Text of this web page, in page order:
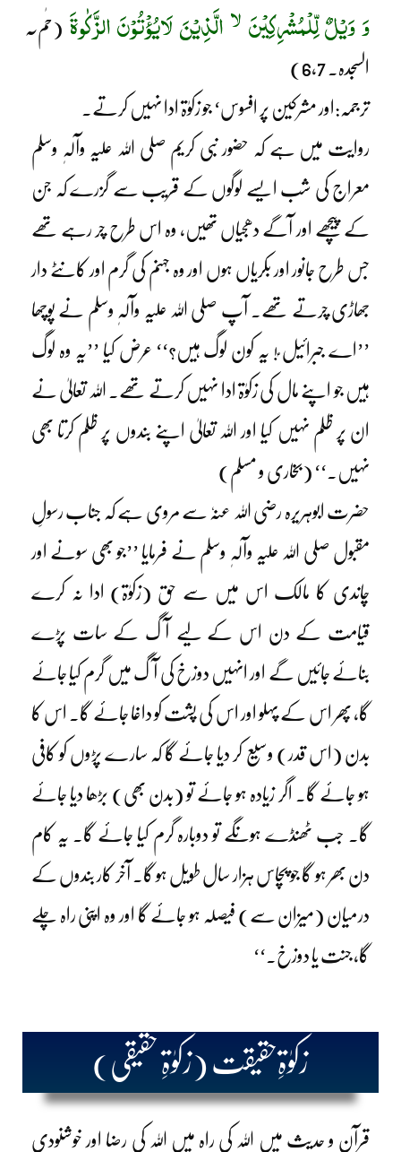
وَ وَیْلٌ لِّلْمُشْرِکِیْنَلاالَّذِیْنَ لَایُؤْتُوْنَ الزَّکٰوۃَ (حٰم ٓ
السجدہ۔ 6,7)
ترجمہ:اور مشرکین پر افسوس‘ جو زکوٰۃ ادا نہیں کرتے۔
روایت میں ہے کہ حضور نبی کریم صلی اللہ علیہ وآلہٖ وسلم
معراج کی شب ایسے لوگوں کے قریب سے گزرے کہ جن
کے پیچھے اور آگے دھجیاں تھیں، وہ اس طرح چر رہے تھے
جس طرح جانور اور بکریاں ہوں اور وہ جہنم کی گرم اور کانٹے دار
جھاڑی چرتے تھے۔ آپ صلی اللہ علیہ وآلہٖ وسلم نے پوچھا
’’اے جبرائیل ؑ! یہ کون لوگ ہیں؟‘‘ عرض کیا ’’یہ وہ لوگ
ہیں جو اپنے مال کی زکوٰۃ ادا نہیں کرتے تھے۔ اللہ تعالیٰ نے
ان پر ظلم نہیں کیا اور اللہ تعالیٰ اپنے بندوں پر ظلم کرتا بھی
نہیں۔‘‘ (بخاری و مسلم)
حضرت ابوہریرہ رضی اللہ عنہٗ سے مروی ہے کہ جناب رسولِ
مقبول صلی اللہ علیہ وآلہٖ وسلم نے فرمایا ’’جو بھی سونے اور
چاندی کا مالک اس میں سے حق (زکوٰۃ) ادا نہ کرے
قیامت کے دن اس کے لیے آگ کے سات پڑے
بنائے جائیں گے اور انہیں دوزخ کی آگ میں گرم کیا جائے
گا، پھر اس کے پہلو اور اس کی پشت کو داغا جائے گا۔ اس کا
بدن (اس قدر) وسیع کر دیا جائے گا کہ سارے پڑوں کو کافی
ہو جائے گا۔ اگر زیادہ ہو جائے تو (بدن بھی) بڑھا دیا جائے
گا۔ جب ٹھنڈے ہونگے تو دوبارہ گرم کیا جائے گا۔ یہ کام
دن بھر ہو گا جو پچاس ہزار سال طویل ہو گا۔ آخر کار بندوں کے
درمیان (میزان سے) فیصلہ ہو جائے گا اور وہ اپنی راہ چلے
گا، جنت یا دوزخ۔‘‘
زکوٰۃِحقیقت (زکوٰۃِ حقیقی)
قرآن و حدیث میں اللہ کی راہ میں اللہ کی رضا اور خوشنودی